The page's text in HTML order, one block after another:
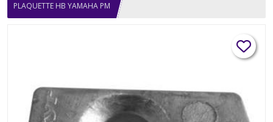
PLAQUETTE HB YAMAHA PM